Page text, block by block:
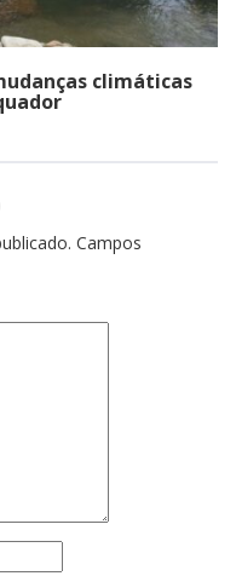
climáticas
Campos